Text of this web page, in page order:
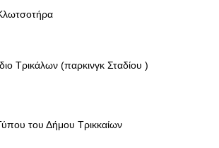
Τρικάλων (παρκινγκ Σταδίου )
του Δήμου Τρικκαίων